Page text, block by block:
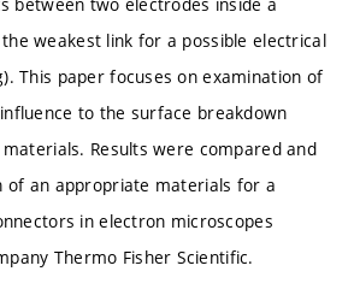
weakest link for a possible electrical
This paper focuses on examination of
to the surface breakdown
Results were compared and
of an appropriate materials for a
in electron microscopes
Thermo Fisher Scientific.